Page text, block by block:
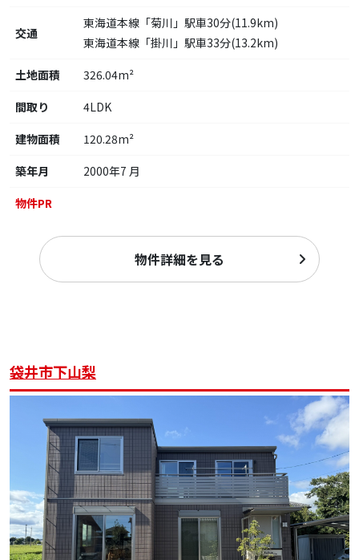
交通
東海道本線「菊川」駅車30分(11.9km)
東海道本線「掛川」駅車33分(13.2km)
土地面積
326.04m²
間取り
4LDK
建物面積
120.28m²
築年月
2000年7 月
物件PR
物件詳細を見る
袋井市下山梨